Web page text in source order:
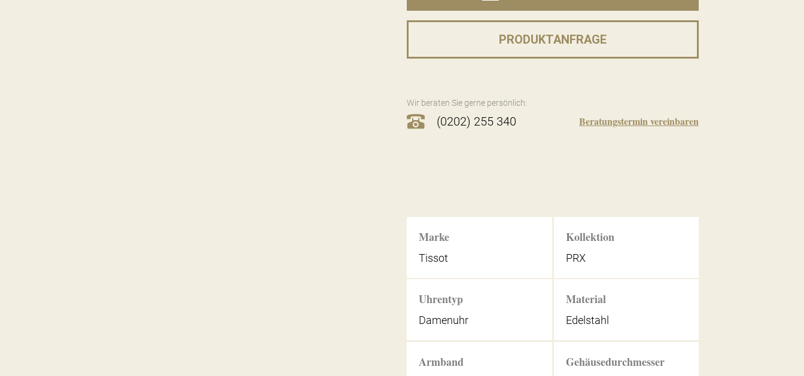
PRODUKTANFRAGE
Wir beraten Sie gerne persönlich:
(0202) 255 340 Beratungstermin vereinbaren
Marke
Tissot
Kollektion
PRX
Uhrentyp
Damenuhr
Material
Edelstahl
Armband Gehäusedurchmesser